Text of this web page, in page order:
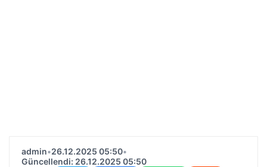
admin•26.12.2025 05:50•
Güncellendi: 26.12.2025 05:50